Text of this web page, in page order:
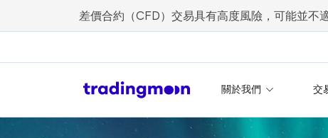
差價合約（CFD）交易具有高度風險，可能並不
關於我們 交